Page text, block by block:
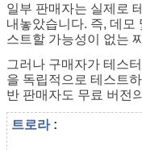
일부 판매자는 실제로
내놓았습니다. 즉, 데모
스트할 가능성이 없는
그러나 구매자가 테스
을 독립적으로 테스트
반 판매자도 무료 버전
트로라: